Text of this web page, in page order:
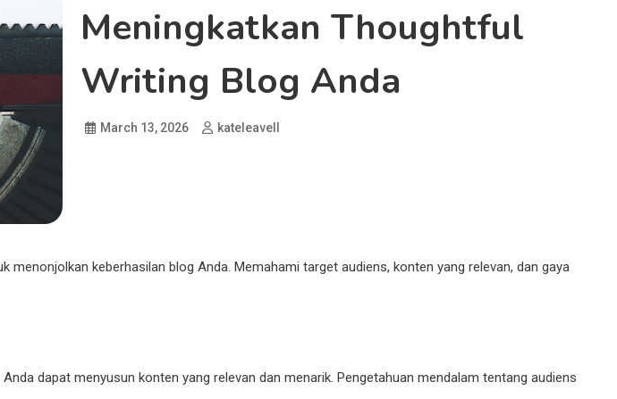
Meningkatkan Thoughtful
Writing Blog Anda
March 13, 2026 kateleavell
keberhasilan blog Anda. Memahami target audiens, konten yang relevan, dan gaya
dapat menyusun konten yang relevan dan menarik. Pengetahuan mendalam tentang audiens